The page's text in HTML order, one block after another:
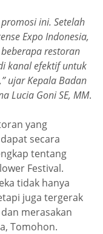
ini. Setelah
Expo Indonesia,
restoran
kanal efektif untuk
ujar Kepala Badan
Lucia Goni SE, MM.
yang
secara
tentang
Festival.
tidak hanya
juga tergerak
merasakan
Tomohon.